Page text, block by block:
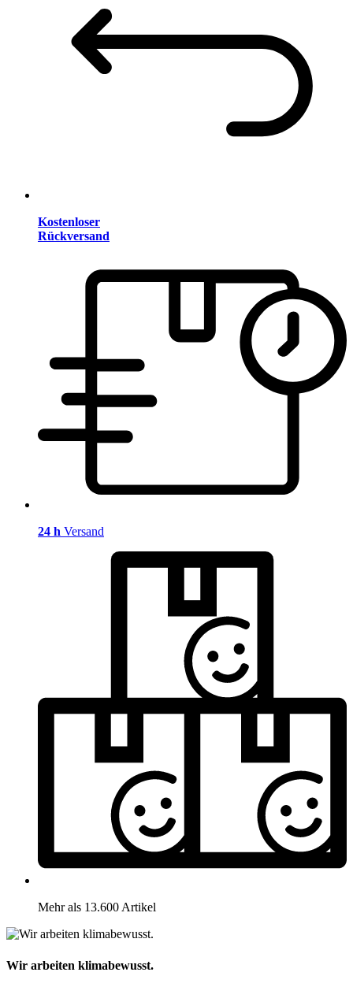
Kostenloser
Rückversand
24 h Versand
Mehr als 13.600 Artikel
Wir arbeiten klimabewusst.